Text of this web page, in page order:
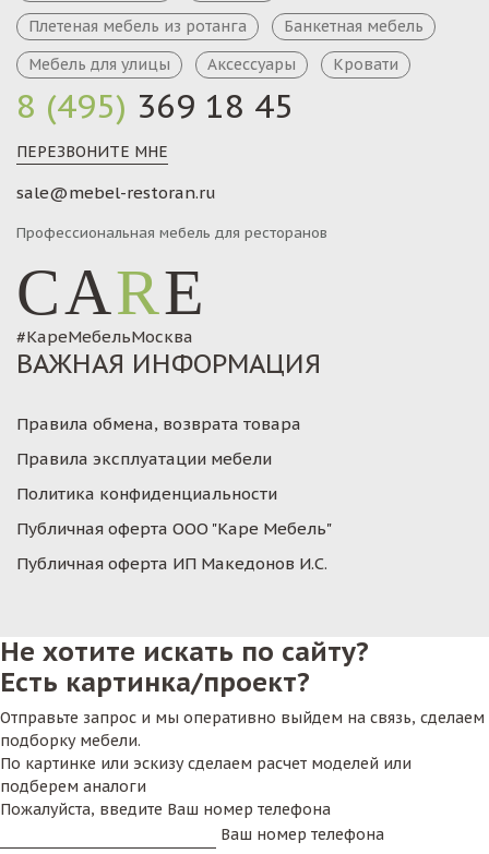
8 (495) 369 18 45
ПЕРЕЗВОНИТЕ МНЕ
sale@mebel-restoran.ru
Профессиональная мебель для ресторанов
CARE
#КареМебельМосква
Плетеная мебель из ротанга
Банкетная мебель
Мебель для улицы
Аксессуары Кровати
ВАЖНАЯ ИНФОРМАЦИЯ
Правила обмена, возврата товара
Правила эксплуатации мебели
Политика конфиденциальности
Публичная оферта ООО "Каре Мебель"
Публичная оферта ИП Македонов И.С.
Не хотите искать по сайту?
Есть картинка/проект?
Отправьте запрос и мы оперативно выйдем на связь, сделаем
подборку мебели.
По картинке или эскизу сделаем расчет моделей или
подберем аналоги
Пожалуйста, введите Ваш номер телефона
Ваш номер телефона